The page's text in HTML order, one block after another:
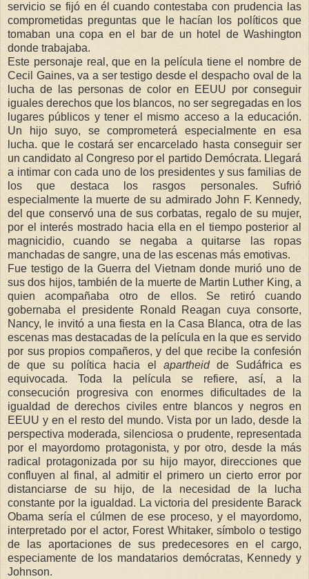
servicio se fijó en él cuando contestaba con prudencia las
comprometidas preguntas que le hacían los políticos que
tomaban una copa en el bar de un hotel de Washington
donde trabajaba.
Este personaje real, que en la película tiene el nombre de
Cecil Gaines, va a ser testigo desde el despacho oval de la
lucha de las personas de color en EEUU por conseguir
iguales derechos que los blancos, no ser segregadas en los
lugares públicos y tener el mismo acceso a la educación.
Un hijo suyo, se comprometerá especialmente en esa
lucha. que le costará ser encarcelado hasta conseguir ser
un candidato al Congreso por el partido Demócrata. Llegará
a intimar con cada uno de los presidentes y sus familias de
los que destaca los rasgos personales. Sufrió
especialmente la muerte de su admirado John F. Kennedy,
del que conservó una de sus corbatas, regalo de su mujer,
por el interés mostrado hacia ella en el tiempo posterior al
magnicidio, cuando se negaba a quitarse las ropas
manchadas de sangre, una de las escenas más emotivas.
Fue testigo de la Guerra del Vietnam donde murió uno de
sus dos hijos, también de la muerte de Martin Luther King, a
quien acompañaba otro de ellos. Se retiró cuando
gobernaba el presidente Ronald Reagan cuya consorte,
Nancy, le invitó a una fiesta en la Casa Blanca, otra de las
escenas mas destacadas de la película en la que es servido
por sus propios compañeros, y del que recibe la confesión
de que su política hacia el apartheidde Sudáfrica es
equivocada. Toda la película se refiere, así, a la
consecución progresiva con enormes dificultades de la
igualdad de derechos civiles entre blancos y negros en
EEUU y en el resto del mundo. Vista por un lado, desde la
perspectiva moderada, silenciosa o prudente, representada
por el mayordomo protagonista, y por otro, desde la más
radical protagonizada por su hijo mayor, direcciones que
confluyen al final, al admitir el primero un cierto error por
distanciarse de su hijo, de la necesidad de la lucha
constante por la igualdad. La victoria del presidente Barack
Obama sería el cúlmen de ese proceso, y el mayordomo,
interpretado por el actor, Forest Whitaker, símbolo o testigo
de las aportaciones de sus predecesores en el cargo,
especiamente de los mandatarios demócratas, Kennedy y
Johnson.